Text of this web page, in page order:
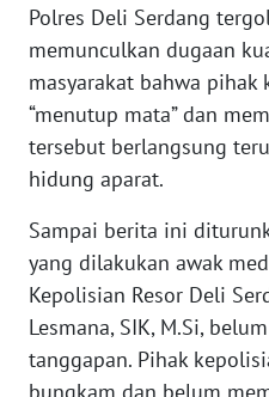
Polres Deli Serdang
memunculkan dugaan
masyarakat bahwa pihak
“menutup mata” dan
tersebut berlangsung
hidung aparat.
Sampai berita ini
yang dilakukan awak
Kepolisian Resor Deli
Lesmana, SIK, M.Si,
tanggapan. Pihak
bungkam dan belum
WN
NUSANTARA
WN
WN
JATIM
WN
BALI